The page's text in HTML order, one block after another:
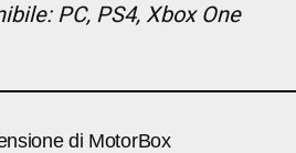
PC, PS4, Xbox One
di MotorBox